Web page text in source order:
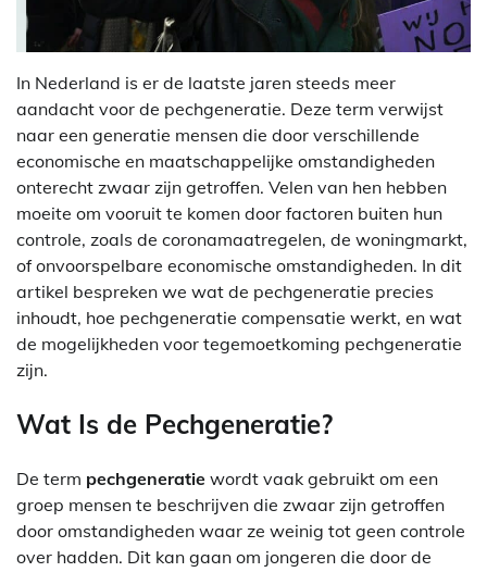
In Nederland is er de laatste jaren steeds meer
aandacht voor de pechgeneratie. Deze term verwijst
naar een generatie mensen die door verschillende
economische en maatschappelijke omstandigheden
onterecht zwaar zijn getroffen. Velen van hen hebben
moeite om vooruit te komen door factoren buiten hun
controle, zoals de coronamaatregelen, de woningmarkt,
of onvoorspelbare economische omstandigheden. In dit
artikel bespreken we wat de pechgeneratie precies
inhoudt, hoe pechgeneratie compensatie werkt, en wat
de mogelijkheden voor tegemoetkoming pechgeneratie
zijn.
Wat Is de Pechgeneratie?
De term pechgeneratie wordt vaak gebruikt om een
groep mensen te beschrijven die zwaar zijn getroffen
door omstandigheden waar ze weinig tot geen controle
over hadden. Dit kan gaan om jongeren die door de